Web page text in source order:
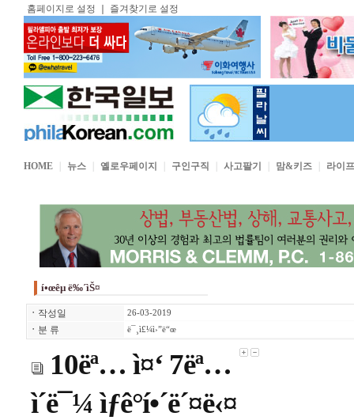
홈페이지로 설정 즐겨찾기로 설정
HOME 뉴스 옐로우페이지 구인구직 사고팔기 맘&키즈 라이
í•œêµ­ ë‰´ìŠ¤
ㆍ 작성일 26-03-2019
ㆍ 분 류 ë¯¸ì£¼ì›”ë“œ
10ëª… ì¤‘ 7ëª…
ì´ë¯¼ ìƒê°í•´ë´¤ë‹¤